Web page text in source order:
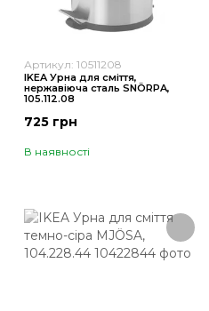
Артикул: 10511208
IKEA Урна для сміття,
нержавіюча сталь SNÖRPA,
105.112.08
725 грн
В наявності